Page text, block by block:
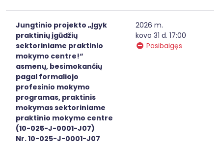
Jungtinio projekto „Įgyk
praktinių įgūdžių
sektoriniame praktinio
mokymo centre!“
asmenų, besimokančių
pagal formaliojo
profesinio mokymo
programas, praktinis
mokymas sektoriniame
praktinio mokymo centre
(10-025-J-0001-J07)
Nr. 10-025-J-0001-J07
2026 m.
kovo 31 d. 17:00
Pasibaigęs